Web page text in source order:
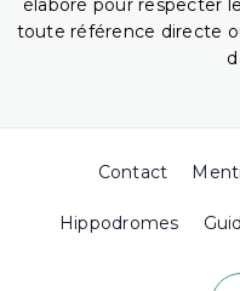
élaboré pour respecter
toute référence directe
Contact
Hippodromes